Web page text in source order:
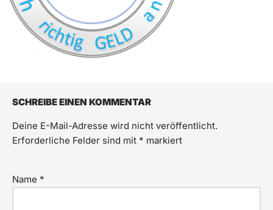
SCHREIBE EINEN KOMMENTAR
Deine E-Mail-Adresse wird nicht veröffentlicht.
Erforderliche Felder sind mit * markiert
Name *